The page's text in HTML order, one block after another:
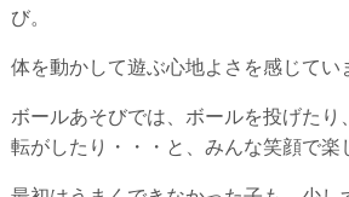
び。
体を動かして遊ぶ心地よさを感じてい
ボールあそびでは、ボールを投げたり
転がしたり・・・と、みんな笑顔で楽